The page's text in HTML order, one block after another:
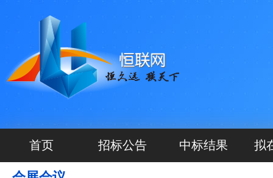
首页 招标公告 中标结果 拟